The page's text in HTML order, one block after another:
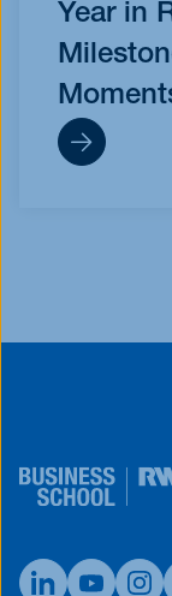
Year in